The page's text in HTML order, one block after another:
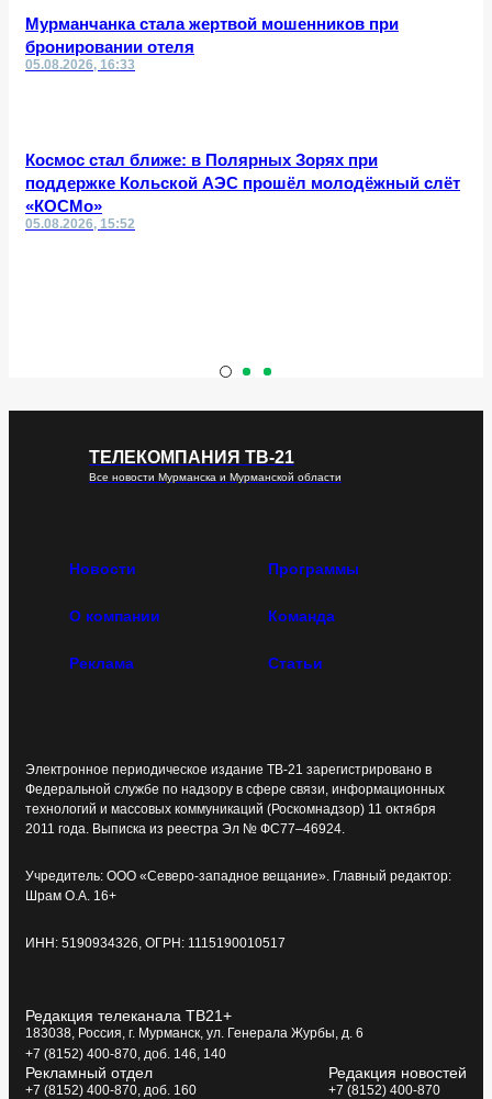
Мурманчанка стала жертвой мошенников при
бронировании отеля
05.08.2026, 16:33
Космос стал ближе: в Полярных Зорях при
поддержке Кольской АЭС прошёл молодёжный слёт
«КОСМо»
05.08.2026, 15:52
ТЕЛЕКОМПАНИЯ ТВ-21
Все новости Мурманска и Мурманской области
Новости Программы
О компании Команда
Реклама Статьи
Электронное периодическое издание ТВ-21 зарегистрировано в
Федеральной службе по надзору в сфере связи, информационных
технологий и массовых коммуникаций (Роскомнадзор) 11 октября
2011 года. Выписка из реестра Эл № ФС77–46924.
Учредитель: ООО «Северо-западное вещание». Главный редактор:
Шрам О.А. 16+
ИНН: 5190934326, ОГРН: 1115190010517
Редакция телеканала ТВ21+
183038, Россия, г. Мурманск, ул. Генерала Журбы, д. 6
+7 (8152) 400-870, доб. 146, 140
Рекламный отдел
+7 (8152) 400-870, доб. 160
Редакция новостей
+7 (8152) 400-870